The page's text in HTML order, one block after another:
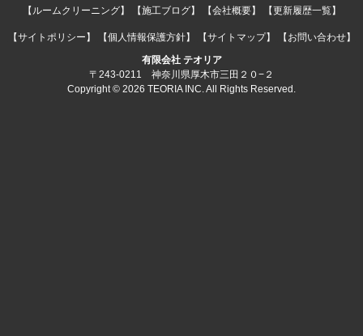
【ルームクリーニング】 【施工ブログ】 【会社概要】 【更新履歴一覧】
【サイトポリシー】 【個人情報保護方針】 【サイトマップ】
【お問い合わせ】
有限会社 テオリア
〒243-0211 神奈川県厚木市三田２０−２
Copyright © 2026 TEORIA INC. All Rights Reserved.